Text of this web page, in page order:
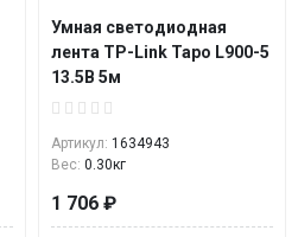
Умная светодиодная
лента TP-Link Tapo L900-5
13.5В 5м
Артикул: 1634943
Вес: 0.30кг
1 706 ₽